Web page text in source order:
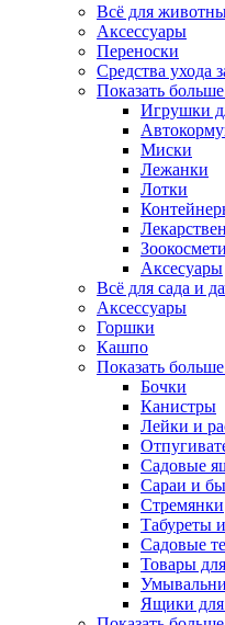
Всё для
Аксесcуары
Переноски
Средства ухода
Показать
Игрушки
Миски
Лежанки
Лотки
Аксесуары
Всё для сада и
Аксессуары
Горшки
Кашпо
Показать
Бочки
Канистры
Лейки и
Садовые
Сараи и
Стремянки
Табуреты
Садовые
Товары
Ящики для